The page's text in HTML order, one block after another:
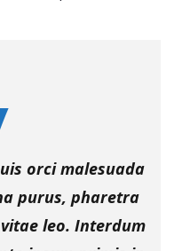
orci malesuada
purus, pharetra
leo. Interdum